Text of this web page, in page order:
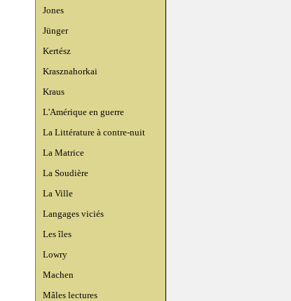
Jones
Jünger
Kertész
Krasznahorkai
Kraus
L'Amérique en guerre
La Littérature à contre-nuit
La Matrice
La Soudière
La Ville
Langages viciés
Les îles
Lowry
Machen
Mâles lectures